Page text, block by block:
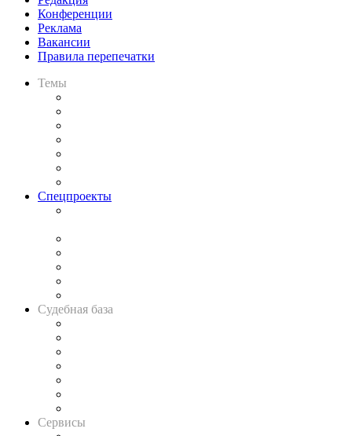
Конференции
Реклама
Вакансии
Правила перепечатки
Темы
Спецпроекты
Судебная база
Сервисы